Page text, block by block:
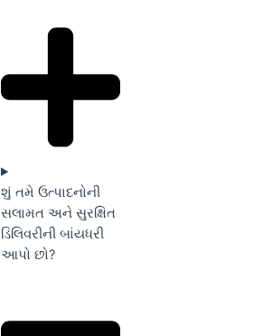
શું તમે ઉત્પાદનોની
સલામત અને સુરક્ષિત
ડિલિવરીની બાંયધરી
આપો છો?